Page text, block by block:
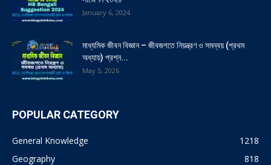
January 6, 2024
মাধ্যমিক জীবন বিজ্ঞান – জীবজগতে নিয়ন্ত্রণ ও সমন্বয় (প্রথম
অধ্যায়) প্রশ্ন...
May 5, 2026
POPULAR CATEGORY
General Knowledge
1218
Geography
818